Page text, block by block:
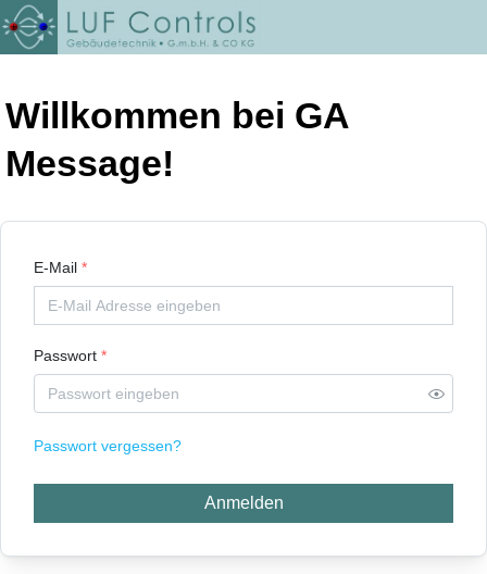
Willkommen bei GA
Message!
E-Mail *
Passwort *
Passwort vergessen?
Anmelden